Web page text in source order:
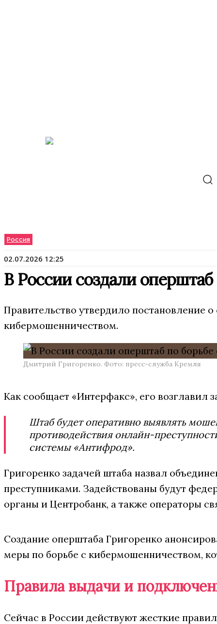
Россия
02.07.2026 12:25
В России создали
Правительство утвердило постановление
кибермошенничеством.
Дмитрий Григоренко. Фото: пресс-служба Кремля
Как сообщает «Интерфакс», его возглавил
Штаб будет оперативно выявлять
противодействия онлайн-
системы «Антифрод».
Григоренко задачей штаба назвал
преступниками. Задействованы будут
органы и Центробанк, а также операторы
Создание оперштаба Григоренко
меры по борьбе с кибермошенничеством,
Правила выдачи и
Сейчас в России действуют жесткие